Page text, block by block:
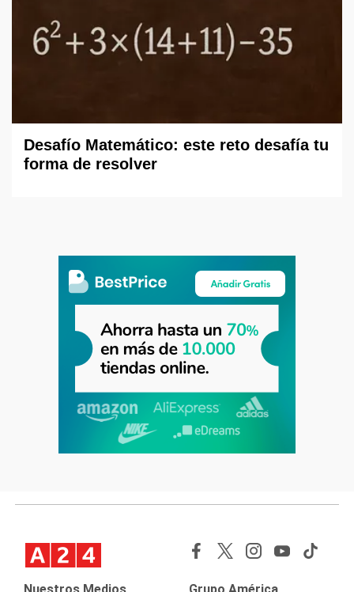
Desafío Matemático: este reto desafía tu
forma de resolver